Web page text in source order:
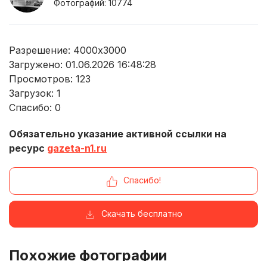
Фотографий: 10774
Разрешение: 4000x3000
Загружено: 01.06.2026 16:48:28
Просмотров: 123
Загрузок: 1
Спасибо: 0
Обязательно указание активной ссылки на
ресурс gazeta-n1.ru
Спасибо!
Скачать бесплатно
Похожие фотографии